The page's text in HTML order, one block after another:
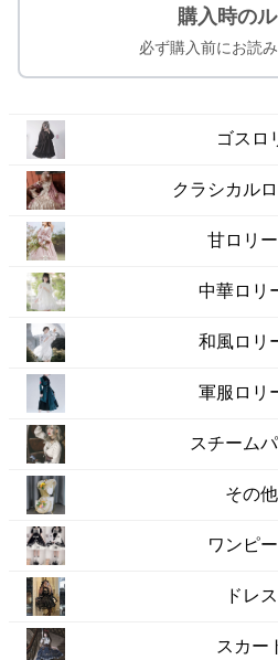
購入時の
必ず購入前にお読み
ゴスロ
クラシカル
甘ロリ
中華ロリ
和風ロリ
軍服ロリ
スチーム
その他
ワンピ
ドレス
スカー